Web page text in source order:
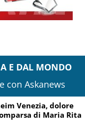
E DAL MONDO
con Askanews
Venezia, dolore
di Maria Rita